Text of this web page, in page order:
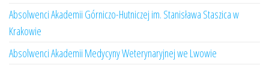
Absolwenci Akademii Górniczo-Hutniczej im. Stanisława Staszica w
Krakowie
Absolwenci Akademii Medycyny Weterynaryjnej we Lwowie